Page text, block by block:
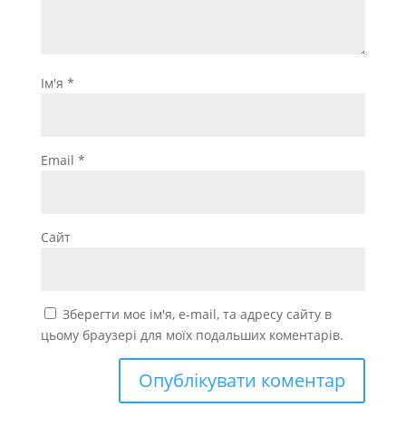
Ім'я *
Email *
Сайт
Зберегти моє ім'я, e-mail, та адресу сайту в
цьому браузері для моїх подальших коментарів.